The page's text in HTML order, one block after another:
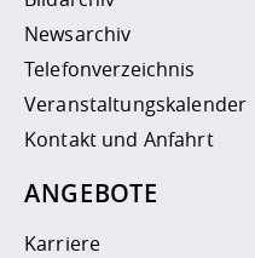
Newsarchiv
Telefonverzeichnis
Veranstaltungskalender
Kontakt und Anfahrt
ANGEBOTE
Karriere